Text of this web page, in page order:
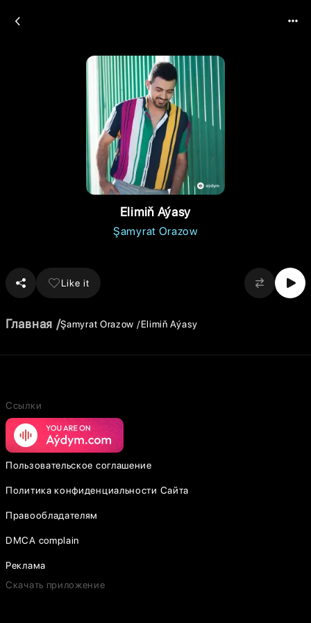
Elimiň Aýasy
Şamyrat Orazow
Like it
Главная Şamyrat Orazow Elimiň Aýasy
Ссылки
Пользовательское соглашение
Политика конфиденциальности Сайта
Правообладателям
DMCA complain
Реклама
Скачать приложение